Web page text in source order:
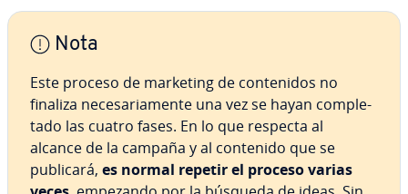
Nota
Este proceso de marketing de co­n­te­ni­dos no
finaliza ne­ce­sa­ria­me­n­te una vez se hayan co­m­ple­
ta­do las cuatro fases. En lo que respecta al
alcance de la campaña y al contenido que se
publicará, es normal repetir el proceso varias